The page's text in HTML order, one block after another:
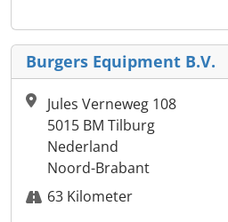
Burgers Equipment B.V.
Jules Verneweg 108
5015 BM Tilburg
Nederland
Noord-Brabant
63 Kilometer